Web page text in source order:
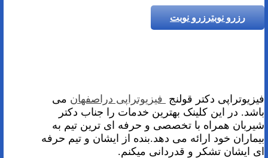
رزرو نوبترزرو نوبت
فیزیوتراپی دکتر قولنج فیزیوتراپی دراصفهان می
باشد. در این کلینک بهترین خدمات را جناب دکتر
شیربان همراه با تخصصی و حرفه ای ترین تیم به
بیماران خود ارائه می دهد.بنده از ایشان و تیم حرفه
ای ایشان تشکر و قدردانی میکنم.